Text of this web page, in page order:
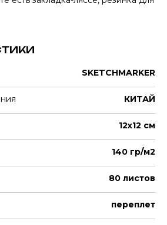
SKETCHMARKER
КИТАЙ
12х12 см
140 гр/м2
80 листов
переплет